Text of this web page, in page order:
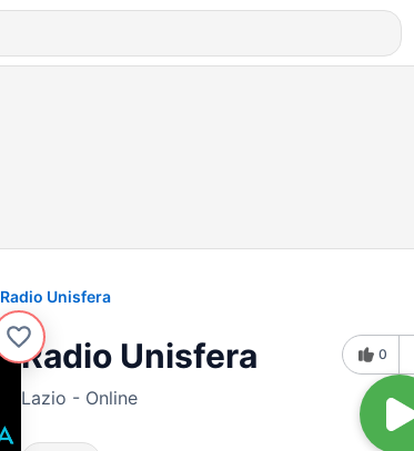
Radio Unisfera
Radio Unisfera
Lazio - Online
0